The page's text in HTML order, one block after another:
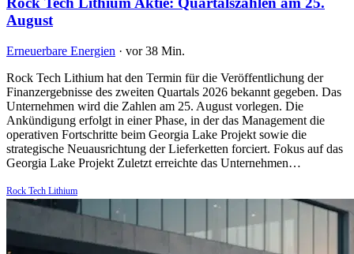
August
Erneuerbare Energien · vor 38 Min.
Rock Tech Lithium hat den Termin für die Veröffentlichung der
Finanzergebnisse des zweiten Quartals 2026 bekannt gegeben. Das
Unternehmen wird die Zahlen am 25. August vorlegen. Die
Ankündigung erfolgt in einer Phase, in der das Management die
operativen Fortschritte beim Georgia Lake Projekt sowie die
strategische Neuausrichtung der Lieferketten forciert. Fokus auf das
Georgia Lake Projekt Zuletzt erreichte das Unternehmen…
Rock Tech Lithium